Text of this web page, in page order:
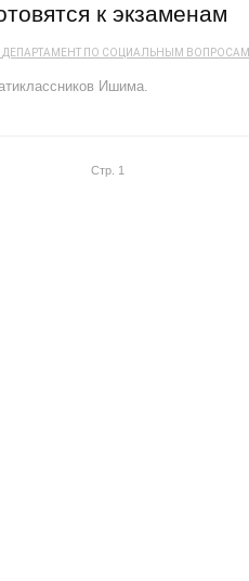
к экзаменам
ДЕПАРТАМЕНТ ПО СОЦИАЛЬНЫМ ВОПРОСАМ
Ишима.
Стр. 1